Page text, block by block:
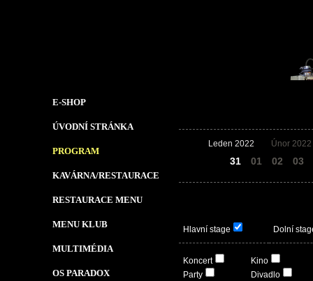
E-SHOP
ÚVODNÍ STRÁNKA
PROGRAM
KAVÁRNA/RESTAURACE
RESTAURACE MENU
MENU KLUB
MULTIMÉDIA
OS PARADOX
Leden 2022
31 01
Únor 2022
02 03
Hlavní stage Dolní
Koncert
Party
Kino
Divadlo